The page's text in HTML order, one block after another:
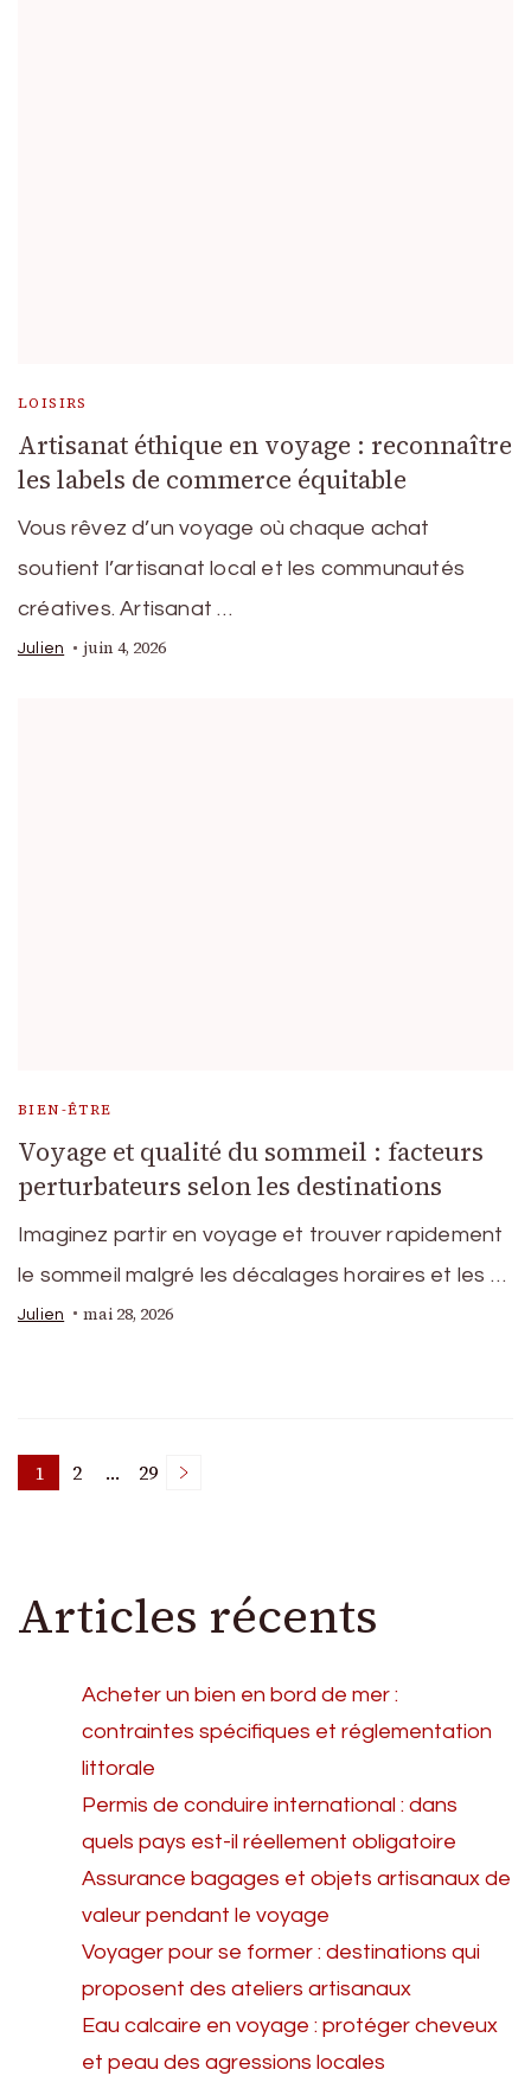
LOISIRS
Artisanat éthique en voyage : reconnaître
les labels de commerce équitable
Vous rêvez d’un voyage où chaque achat
soutient l’artisanat local et les communautés
créatives. Artisanat …
Julien juin 4, 2026
BIEN-ÊTRE
Voyage et qualité du sommeil : facteurs
perturbateurs selon les destinations
Imaginez partir en voyage et trouver rapidement
le sommeil malgré les décalages horaires et les …
Julien mai 28, 2026
Pagination
publications
Page
1 Page
2 … Page
29
Articles récents
Acheter un bien en bord de mer :
contraintes spécifiques et réglementation
littorale
Permis de conduire international : dans
quels pays est-il réellement obligatoire
Assurance bagages et objets artisanaux de
valeur pendant le voyage
Voyager pour se former : destinations qui
proposent des ateliers artisanaux
Eau calcaire en voyage : protéger cheveux
et peau des agressions locales